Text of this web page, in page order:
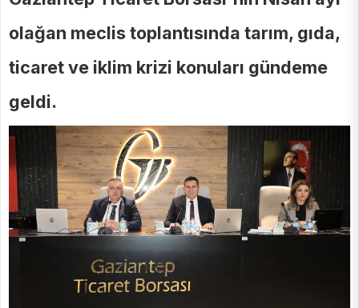
olağan meclis toplantısında tarım, gıda,
ticaret ve iklim krizi konuları gündeme
geldi.